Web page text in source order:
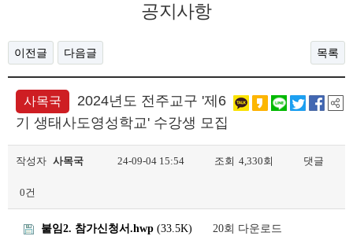
공지사항
이전글 다음글 목록
사목국
2024년도 전주교구 '제6
기 생태사도영성학교' 수강생 모집
작성자 사목국 24-09-04 15:54 조회 4,330회 댓글
0건
붙임2. 참가신청서.hwp (33.5K) 20회 다운로드